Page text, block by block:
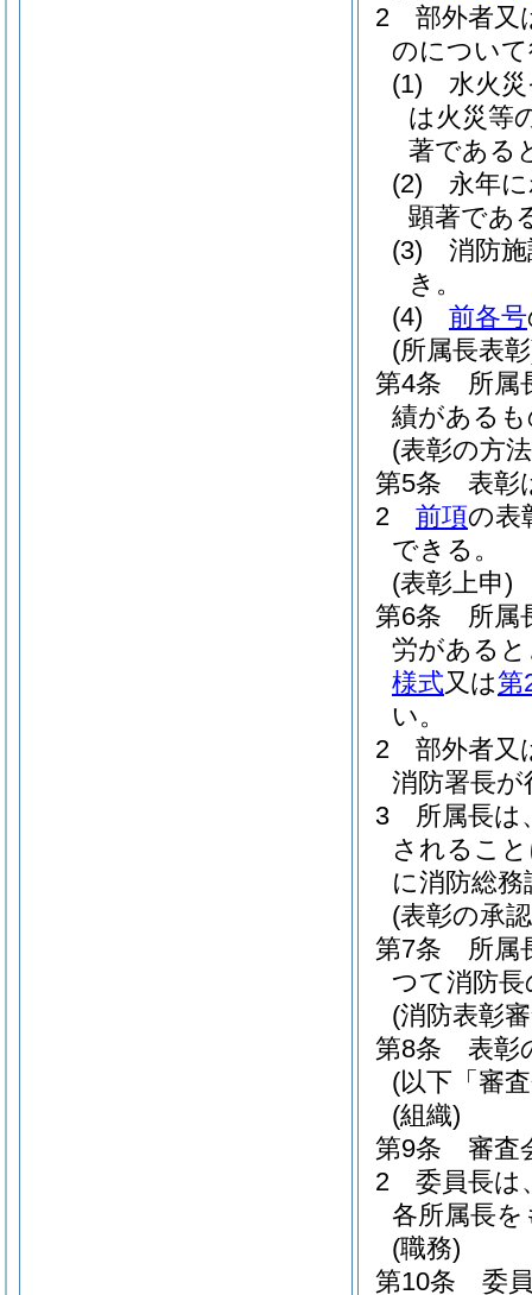
2
部外者又
のについ
(1)
水火
は火災等
著である
(2)
永年
顕著であ
(3)
消防
き。
(4)
前各号
(所属長表
第4条
所属
績がある
(表彰の方
第5条
表彰
2
前項の表
できる。
(表彰上申)
第6条
所属
労がある
様式又は第
い。
2
部外者又
消防署長
3
所属長は
されるこ
に消防総
(表彰の承
第7条
所属
つて消防
(消防表彰
第8条
表彰
(以下「審
(組織)
第9条
審査
2
委員長は
各所属長
(職務)
第10条
委